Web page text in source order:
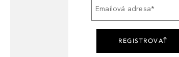
Emailová adresa*
REGISTROVAŤ